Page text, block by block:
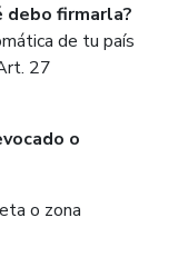
debo firmarla?
de tu país
27
o
o zona